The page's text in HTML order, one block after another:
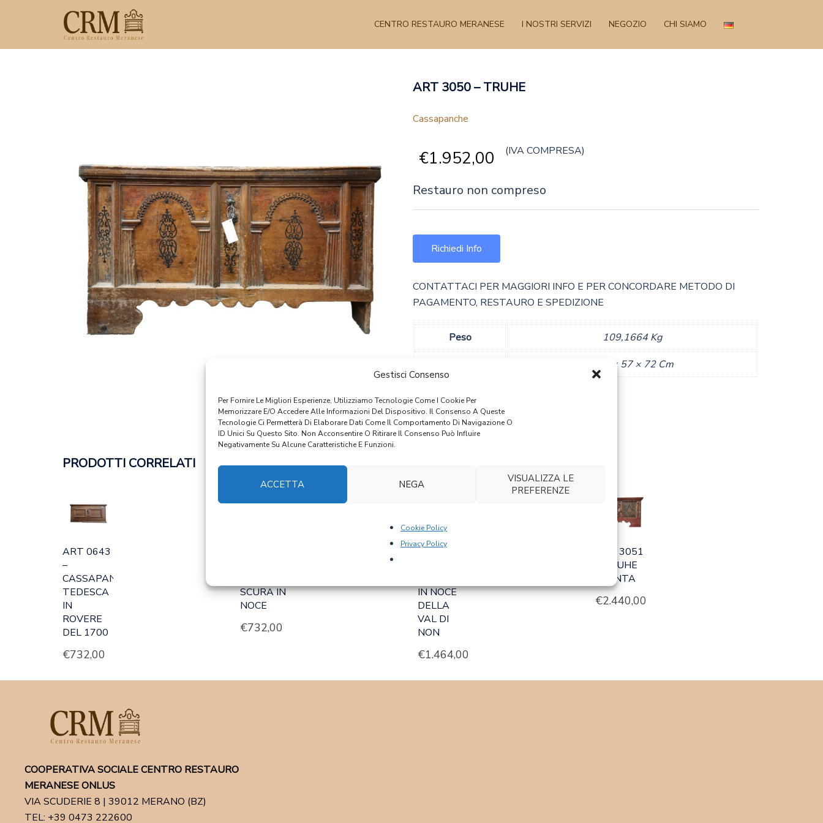
Gestisci Consenso
Per Fornire Le Migliori Esperienze, Utilizziamo Tecnologie Come I Cookie Per
Memorizzare E/o Accedere Alle Informazioni Del Dispositivo. Il Consenso A Queste
Tecnologie Ci Permetterà Di Elaborare Dati Come Il Comportamento Di Navigazione O
ID Unici Su Questo Sito. Non Acconsentire O Ritirare Il Consenso Può Influire
Negativamente Su Alcune Caratteristiche E Funzioni.
ACCETTA NEGA
VISUALIZZA LE
PREFERENZE
Cookie Policy
Privacy Policy
CENTRO RESTAURO MERANESE I NOSTRI SERVIZI NEGOZIO CHI SIAMO
ART 3050 – TRUHE
Cassapanche
€1.952,00 (IVA COMPRESA)
Restauro non compreso
Richiedi Info
CONTATTACI PER MAGGIORI INFO E PER CONCORDARE METODO DI
PAGAMENTO, RESTAURO E SPEDIZIONE
Peso
109,1664 Kg
133 × 57 × 72 Cm
PRODOTTI CORRELATI
ART 0643
–
CASSAPANCA
TEDESCA
IN
ROVERE
DEL 1700
€732,00
SCURA IN
NOCE
€732,00
ART 1027
IN NOCE
DELLA
VAL DI
NON
€1.464,00
ART 3051
– TRUHE
DIPINTA
€2.440,00
COOPERATIVA SOCIALE CENTRO RESTAURO
MERANESE ONLUS
VIA SCUDERIE 8 | 39012 MERANO (BZ)
TEL: +39 0473 222600